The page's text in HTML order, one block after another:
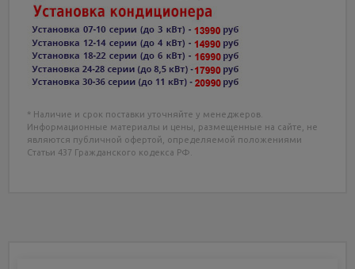
* Наличие и срок поставки уточняйте у менеджеров.
Информационные материалы и цены, размещенные на сайте, не
являются публичной офертой, определяемой положениями
Статьи 437 Гражданского кодекса РФ.